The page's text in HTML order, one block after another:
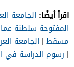
اقرأ أيضًا: الجامعة
المفتوحة سلطنة
مسقط | الجامعة
| رسوم الدراسة في